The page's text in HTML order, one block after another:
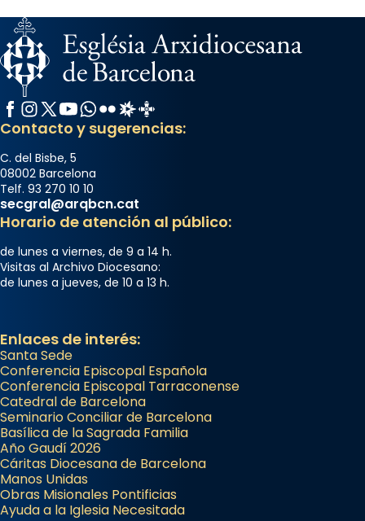
Facebook
Instagram
X / Twitter
YouTube
WhatsApp
FlickrRadio Estel
Catalunya Cristiana
Contacto y sugerencias:
C. del Bisbe, 5
08002 Barcelona
Telf. 93 270 10 10
secgral@arqbcn.cat
Horario de atención al público:
de lunes a viernes, de 9 a 14 h.
Visitas al Archivo Diocesano:
de lunes a jueves, de 10 a 13 h.
Enlaces de interés:
Santa Sede
Conferencia Episcopal Española
Conferencia Episcopal Tarraconense
Catedral de Barcelona
Seminario Conciliar de Barcelona
Basílica de la Sagrada Familia
Año Gaudí 2026
Cáritas Diocesana de Barcelona
Manos Unidas
Obras Misionales Pontificias
Ayuda a la Iglesia Necesitada